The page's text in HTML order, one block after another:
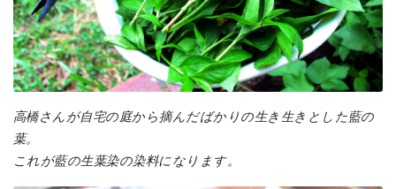
高橋さんが自宅の庭から摘んだばかりの生き生きとした藍の
葉。
これが藍の生葉染の染料になります。